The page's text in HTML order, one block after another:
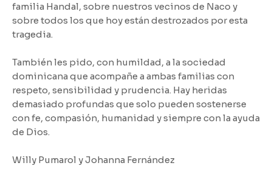
familia Handal, sobre nuestros vecinos de Naco y
sobre todos los que hoy están destrozados por esta
tragedia.
También les pido, con humildad, a la sociedad
dominicana que acompañe a ambas familias con
respeto, sensibilidad y prudencia. Hay heridas
demasiado profundas que solo pueden sostenerse
con fe, compasión, humanidad y siempre con la ayuda
de Dios.
Willy Pumarol y Johanna Fernández